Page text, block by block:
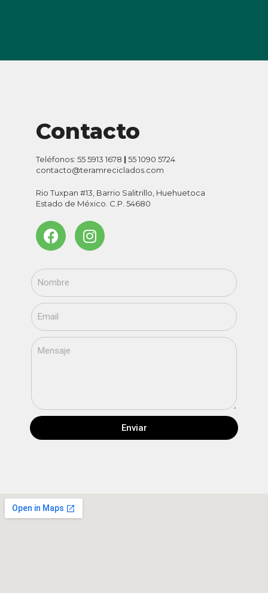
Contacto
Teléfonos: 55 5913 1678 | 55 1090 5724
contacto@teramreciclados.com
Rio Tuxpan #13, Barrio Salitrillo, Huehuetoca
Estado de México. C.P. 54680
Enviar